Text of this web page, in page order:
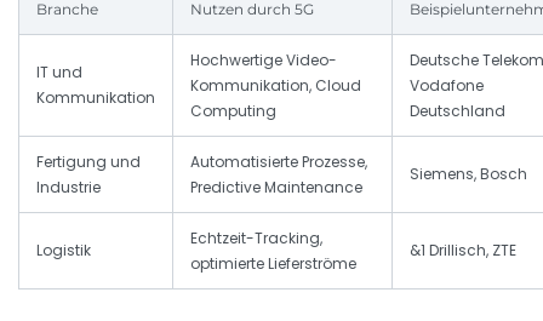
Branche Nutzen durch 5G
IT und
Kommunikation
Hochwertige Video-
Kommunikation, Cloud
Computing
Deutsche
Vodafone
Deutschland
Fertigung und
Industrie
Automatisierte Prozesse,
Predictive Maintenance
Siemens, Bosch
Logistik
Echtzeit-Tracking,
optimierte Lieferströme
&1 Drillisch, ZTE